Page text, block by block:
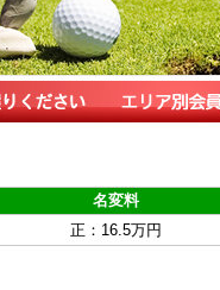
名変料
正：16.5万円